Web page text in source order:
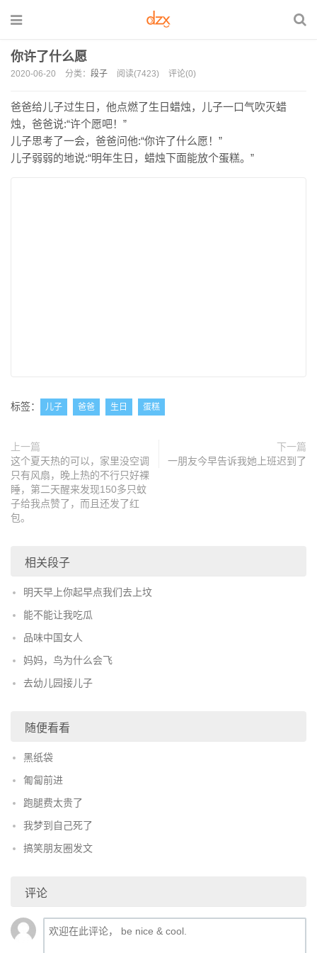
你许了什么愿
2020-06-20 分类： 段子 阅读(7423) 评论(0)
爸爸给儿子过生日，他点燃了生日蜡烛，儿子一口气吹灭蜡
烛，爸爸说:“许个愿吧！”
儿子思考了一会，爸爸问他:“你许了什么愿！”
儿子弱弱的地说:“明年生日，蜡烛下面能放个蛋糕。”
标签： 儿子 爸爸 生日 蛋糕
上一篇
这个夏天热的可以，家里没空调
只有风扇，晚上热的不行只好裸
睡，第二天醒来发现150多只蚊
子给我点赞了，而且还发了红
包。
下一篇
一朋友今早告诉我她上班迟到了
相关段子
明天早上你起早点我们去上坟
能不能让我吃瓜
品味中国女人
妈妈，鸟为什么会飞
去幼儿园接儿子
随便看看
黑纸袋
匍匐前进
跑腿费太贵了
我梦到自己死了
搞笑朋友圈发文
评论